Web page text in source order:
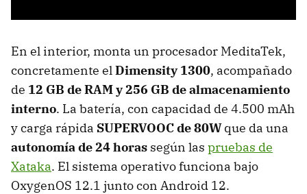
En el interior, monta un procesador MeditaTek,
concretamente elDimensity 1300, acompañado
de 12 GB de RAM y 256 GB de almacenamiento
interno. La batería, con capacidad de 4.500 mAh
y carga rápida SUPERVOOC de 80Wque da una
autonomía de 24 horas según las pruebas de
Xataka. El sistema operativo funciona bajo
OxygenOS 12.1 junto con Android 12.